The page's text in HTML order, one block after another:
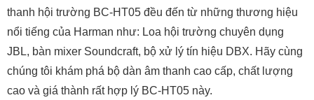
thanh hội trường BC-HT05 đều đến từ những thương hiệu
nổi tiếng của Harman như: Loa hội trường chuyên dụng
JBL, bàn mixer Soundcraft, bộ xử lý tín hiệu DBX. Hãy cùng
chúng tôi khám phá bộ dàn âm thanh cao cấp, chất lượng
cao và giá thành rất hợp lý BC-HT05 này.